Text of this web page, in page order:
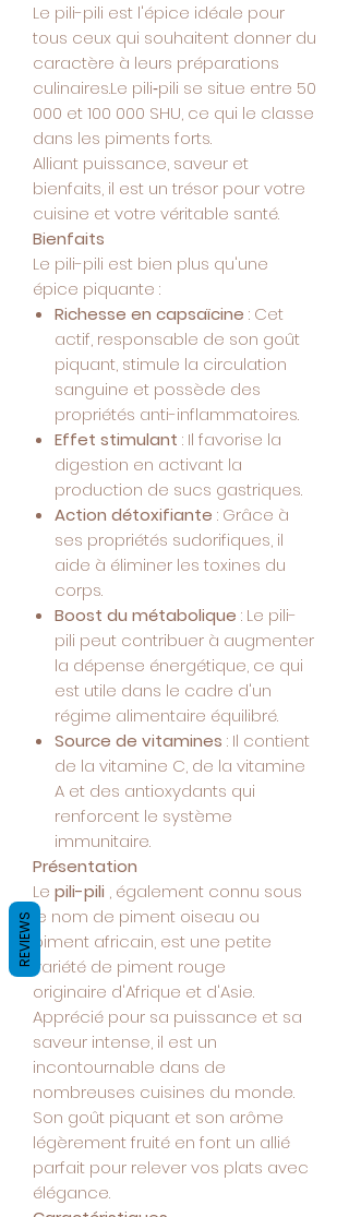
Le pili-pili est l'épice idéale pour
tous ceux qui souhaitent donner du
caractère à leurs préparations
culinaires.Le pili‑pili se situe entre 50
000 et 100 000 SHU, ce qui le classe
dans les piments forts.
Alliant puissance, saveur et
bienfaits, il est un trésor pour votre
cuisine et votre véritable santé.
Bienfaits
Le pili-pili est bien plus qu'une
épice piquante :
Richesse en capsaïcine : Cet
actif, responsable de son goût
piquant, stimule la circulation
sanguine et possède des
propriétés anti-inflammatoires.
Effet stimulant : Il favorise la
digestion en activant la
production de sucs gastriques.
Action détoxifiante : Grâce à
ses propriétés sudorifiques, il
aide à éliminer les toxines du
corps.
Boost du métabolique : Le pili-
pili peut contribuer à augmenter
la dépense énergétique, ce qui
est utile dans le cadre d'un
régime alimentaire équilibré.
Source de vitamines : Il contient
de la vitamine C, de la vitamine
A et des antioxydants qui
renforcent le système
immunitaire.
Présentation
Le pili-pili , également connu sous
le nom de piment oiseau ou
piment africain, est une petite
variété de piment rouge
originaire d'Afrique et d'Asie.
Apprécié pour sa puissance et sa
saveur intense, il est un
incontournable dans de
nombreuses cuisines du monde.
Son goût piquant et son arôme
légèrement fruité en font un allié
parfait pour relever vos plats avec
élégance.
REVIEWS